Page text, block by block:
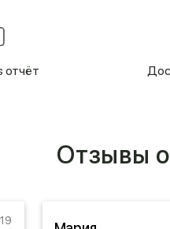
отчёт
Отзывы